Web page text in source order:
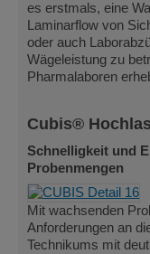
es erstmals, eine
Laminarflow von
oder auch
Wägeleistung zu
Pharmalaboren
Cubis®
Schnelligkeit und
Probenmengen
Mit wachsenden
Anforderungen an
Technikums mit